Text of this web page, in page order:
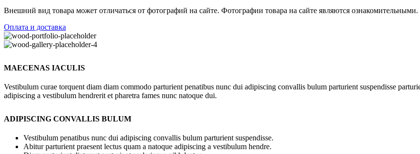
Внешний вид товара может отличаться от фотографий на сайте. Фотографии товара на сайте являются ознакомительными.
Оплата и доставка
MAECENAS IACULIS
Vestibulum curae torquent diam diam commodo parturient penatibus nunc dui adipiscing convallis bulum parturient suspendisse
adipiscing a vestibulum hendrerit et pharetra fames nunc natoque dui.
ADIPISCING CONVALLIS BULUM
Vestibulum penatibus nunc dui adipiscing convallis bulum parturient suspendisse.
Abitur parturient praesent lectus quam a natoque adipiscing a vestibulum hendre.